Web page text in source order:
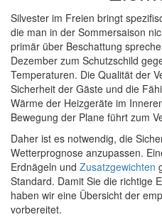
Silvester im Freien bringt
die man in der Sommersaison
primär über Beschattung
Dezember zum Schutzschild
Temperaturen. Die Qualität der
Sicherheit der Gäste und die
Wärme der Heizgeräte im
Bewegung der Plane führt zum
Daher ist es notwendig, die
Wetterprognose anzupassen.
Erdnägeln und Zusatzgewichten
Standard. Damit Sie die richtige
haben wir eine Übersicht der
vorbereitet.